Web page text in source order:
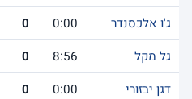
ג'ו אלכסנדר
0:00
0
גל מקל
8:56
0
דגן יבזורי
0:00
0